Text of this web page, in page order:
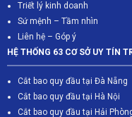
Triết lý kinh doanh
Sứ mệnh – Tầm nhìn
Liên hệ – Góp ý
HỆ THỐNG 63 CƠ SỞ UY TÍN
Cắt bao quy đầu tại Đà Nẵng
Cắt bao quy đầu tại Hà Nội
Cắt bao quy đầu tại Hải